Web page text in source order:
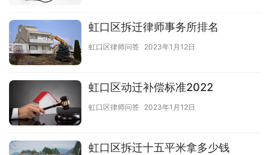
虹口区拆迁律师事务所排名
虹口区律师问答 2023年1月12日
虹口区动迁补偿标准2022
虹口区律师问答 2023年1月12日
虹口区拆迁十五平米拿多少钱